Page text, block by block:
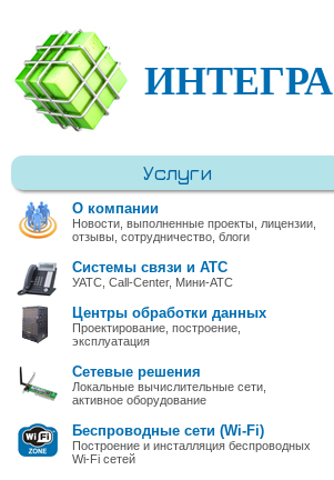
ИНТЕГРА
Услуги
О компании
Новости, выполненные проекты, лицензии,
отзывы, сотрудничество, блоги
Системы связи и АТС
УАТС, Call-Center, Мини-АТС
Центры обработки данных
Проектирование, построение,
эксплуатация
Сетевые решения
Локальные вычислительные сети,
активное оборудование
Беспроводные сети (Wi-Fi)
Построение и инсталляция беспроводных
Wi-Fi сетей